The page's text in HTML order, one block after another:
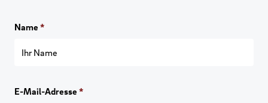
Name *
E-Mail-Adresse *